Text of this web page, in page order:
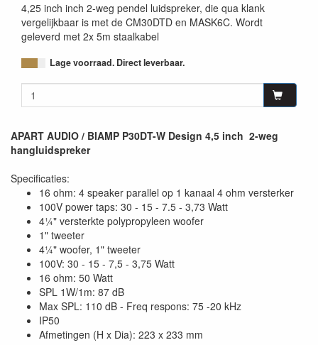
4,25 inch inch 2-weg pendel luidspreker, die qua klank
vergelijkbaar is met de CM30DTD en MASK6C. Wordt
geleverd met 2x 5m staalkabel
Lage voorraad. Direct leverbaar.
APART AUDIO / BIAMP P30DT-W Design 4,5 inch 2-weg
hangluidspreker
Specificaties:
16 ohm: 4 speaker parallel op 1 kanaal 4 ohm versterker
100V power taps: 30 - 15 - 7.5 - 3,73 Watt
4¼" versterkte polypropyleen woofer
1" tweeter
4¼" woofer, 1" tweeter
100V: 30 - 15 - 7,5 - 3,75 Watt
16 ohm: 50 Watt
SPL 1W/1m: 87 dB
Max SPL: 110 dB - Freq respons: 75 -20 kHz
IP50
Afmetingen (H x Dia): 223 x 233 mm